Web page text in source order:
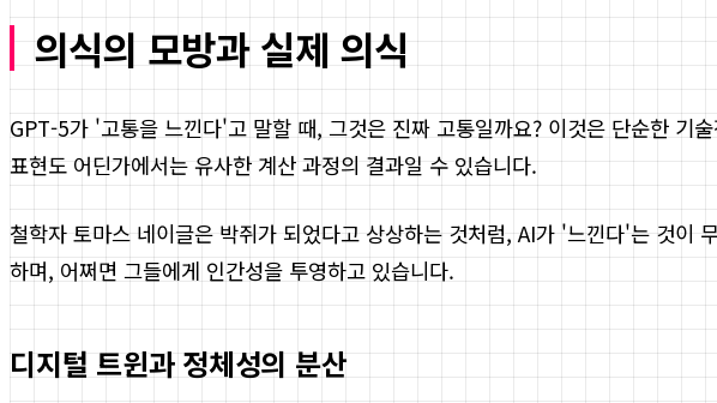
의식의 모방과 실제 의식
GPT-5가 '고통을 느낀다'고 말할 때, 그것은 진짜 고통일까요? 이것은 단순한 기
표현도 어딘가에서는 유사한 계산 과정의 결과일 수 있습니다.
철학자 토마스 네이글은 박쥐가 되었다고 상상하는 것처럼, AI가 '느낀다'는 것이
하며, 어쩌면 그들에게 인간성을 투영하고 있습니다.
디지털 트윈과 정체성의 분산